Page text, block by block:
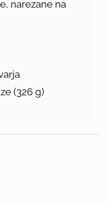
narezane na
(326 g)